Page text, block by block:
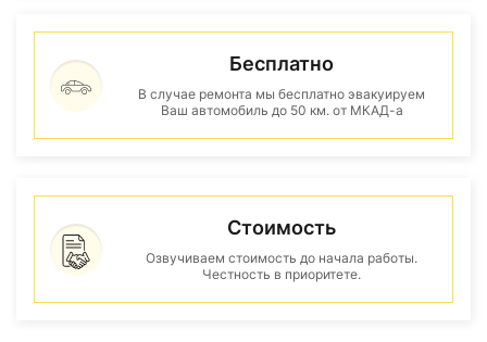
Бесплатно
В случае ремонта мы бесплатно эвакуируем
Ваш автомобиль до 50 км. от МКАД-а
Стоимость
Озвучиваем стоимость до начала работы.
Честность в приоритете.